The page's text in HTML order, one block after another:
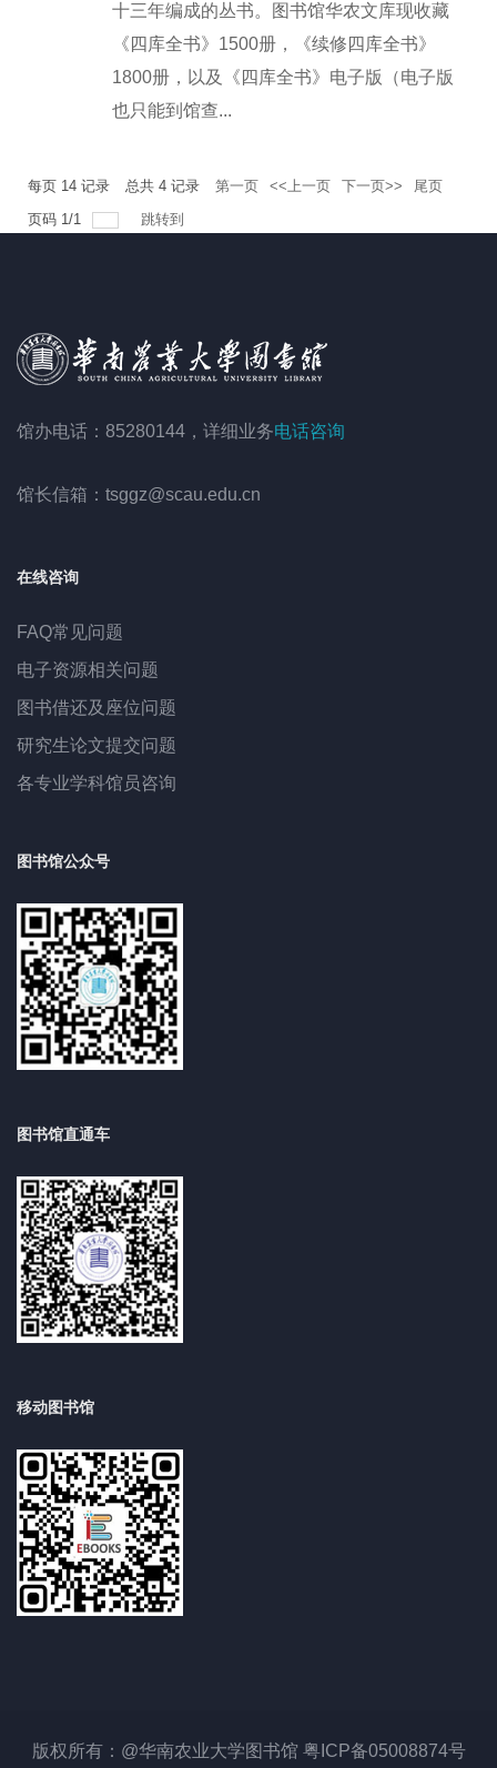
十三年编成的丛书。图书馆华农文库现收藏
《四库全书》1500册，《续修四库全书》
1800册，以及《四库全书》电子版（电子版
也只能到馆查...
每页 14 记录 总共 4 记录 第一页 <<上一页 下一页>>
尾页
页码 1/1 跳转到
馆办电话：85280144，详细业务电话咨询
馆长信箱：tsggz@scau.edu.cn
在线咨询
FAQ常见问题
电子资源相关问题
图书借还及座位问题
研究生论文提交问题
各专业学科馆员咨询
图书馆公众号
图书馆直通车
移动图书馆
版权所有：@华南农业大学图书馆 粤ICP备05008874号